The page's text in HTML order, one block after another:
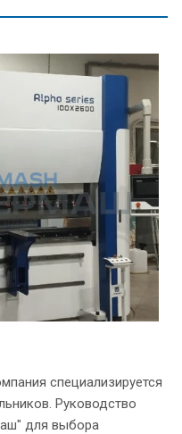
специализируется
Руководство
для выбора